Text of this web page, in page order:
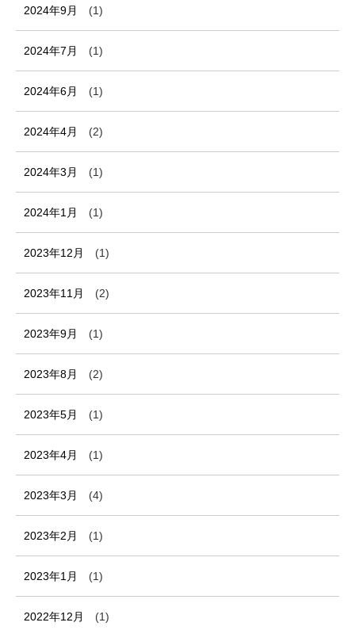
2024年9月 (1)
2024年7月 (1)
2024年6月 (1)
2024年4月 (2)
2024年3月 (1)
2024年1月 (1)
2023年12月 (1)
2023年11月 (2)
2023年9月 (1)
2023年8月 (2)
2023年5月 (1)
2023年4月 (1)
2023年3月 (4)
2023年2月 (1)
2023年1月 (1)
2022年12月 (1)